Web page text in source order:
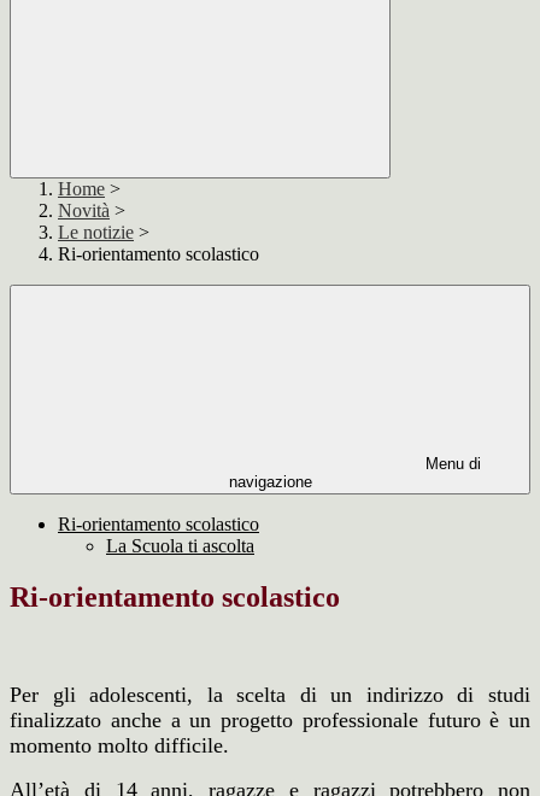
Home >
Novità >
Le notizie >
Ri-orientamento scolastico
Menu di
navigazione
Ri-orientamento scolastico
La Scuola ti ascolta
Ri-orientamento scolastico
Per gli adolescenti, la scelta di un indirizzo di studi
finalizzato anche a un progetto professionale futuro è un
momento molto difficile.
All’età di 14 anni, ragazze e ragazzi potrebbero non